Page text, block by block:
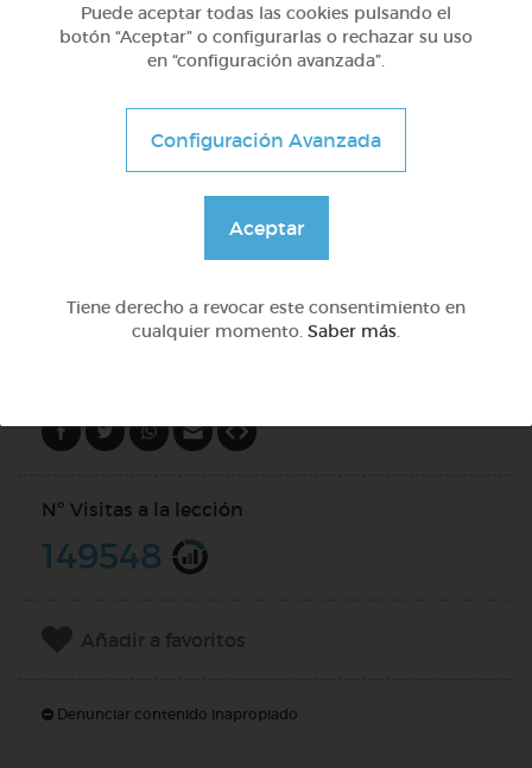
2º Primaria (7-8 años)
Aprendiendo matematicas
DOCS (4)
Nº Visitas a la lección
149548
Añadir a favoritos
Denunciar contenido inapropiado
Puede aceptar todas las cookies pulsando el
botón “Aceptar” o configurarlas o rechazar su uso
en “configuración avanzada”.
Configuración Avanzada
Aceptar
Tiene derecho a revocar este consentimiento en
cualquier momento. Saber más.